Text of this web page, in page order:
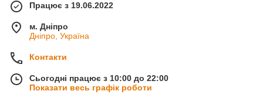
Працює з 19.06.2022
м. Дніпро
Дніпро, Україна
Контакти
Сьогодні працює з 10:00 до 22:00
Показати весь графік роботи